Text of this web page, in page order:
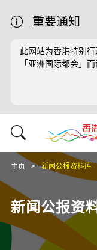
重要通知
此网站为香港特别
「亚洲国际都会」
主页 新闻公报资料库
新闻公报资